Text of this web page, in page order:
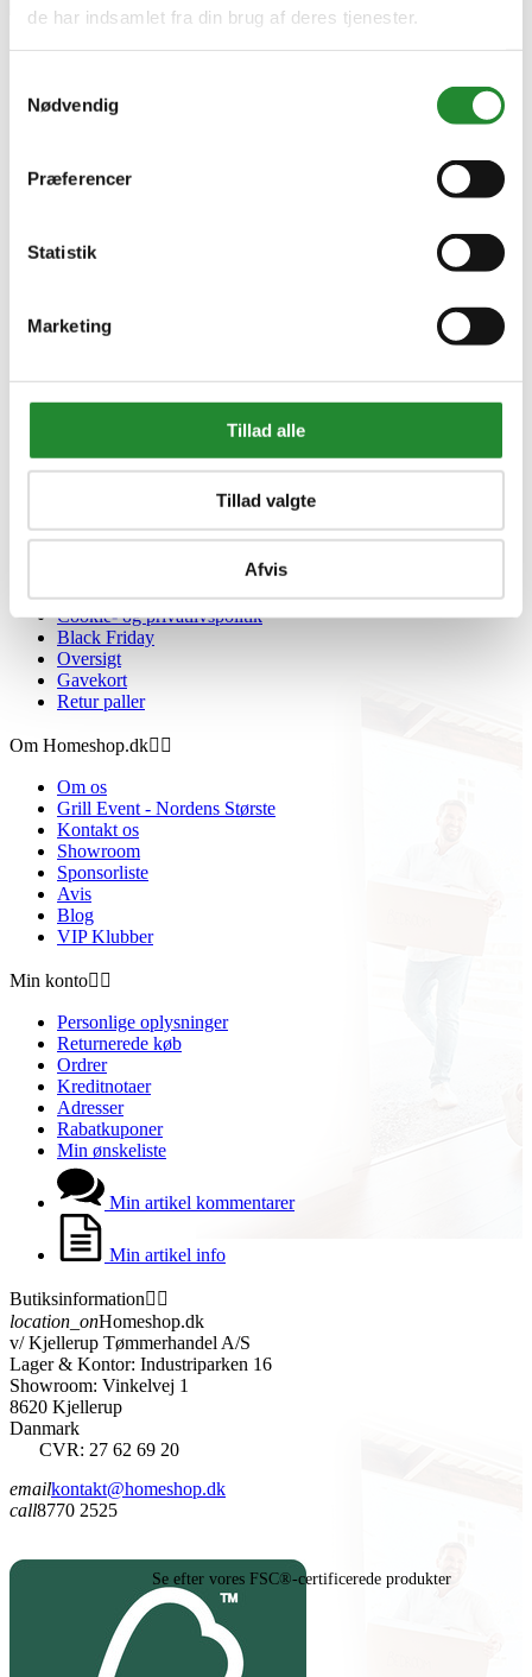
de har indsamlet fra din brug af deres tjenester.
Nødvendig
Præferencer
Statistik
Marketing
Tillad alle
Tillad valgte
Afvis
IBF Fortovsfliser Skarpkant -
Grå10x62,5x80cm
DKK 209,95
Beregnere
Cookie- og privatlivspolitik
Black Friday
Oversigt
Gavekort
Retur paller
Om Homeshop.dk 
Om os
Grill Event - Nordens Største
Kontakt os
Showroom
Sponsorliste
Avis
Blog
VIP Klubber
Min konto 
Personlige oplysninger
Returnerede køb
Ordrer
Kreditnotaer
Adresser
Rabatkuponer
Min ønskeliste
Min artikel kommentarer
Min artikel info
Butiksinformation 
location_onHomeshop.dk
v/ Kjellerup Tømmerhandel A/S
Lager & Kontor: Industriparken 16
Showroom: Vinkelvej 1
8620 Kjellerup
Danmark
CVR: 27 62 69 20
emailkontakt@homeshop.dk
call8770 2525
Se efter vores FSC®-certificerede produkter